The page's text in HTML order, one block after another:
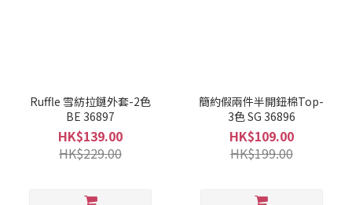
Ruffle 雪紡拉鏈外套-2色
BE 36897
HK$139.00
HK$229.00
簡約假兩件半開鈕棉Top-
3色 SG 36896
HK$109.00
HK$199.00